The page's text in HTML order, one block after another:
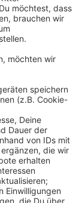
der Region
zahlt
auf
400
in das
Geld reicht
Man
im
dann